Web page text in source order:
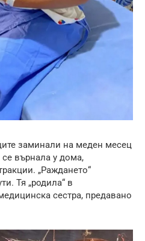
заминали на меден месец
върнала у дома,
„Раждането“
Тя „родила“ в
сестра, предавано